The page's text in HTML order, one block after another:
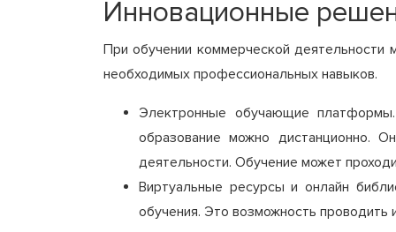
Инновационные
При обучении коммерческой деятельности
необходимых профессиональных навыков.
Электронные обучающие
образование можно дистанционно.
деятельности. Обучение может
Виртуальные ресурсы и онлайн
обучения. Это возможность проводить